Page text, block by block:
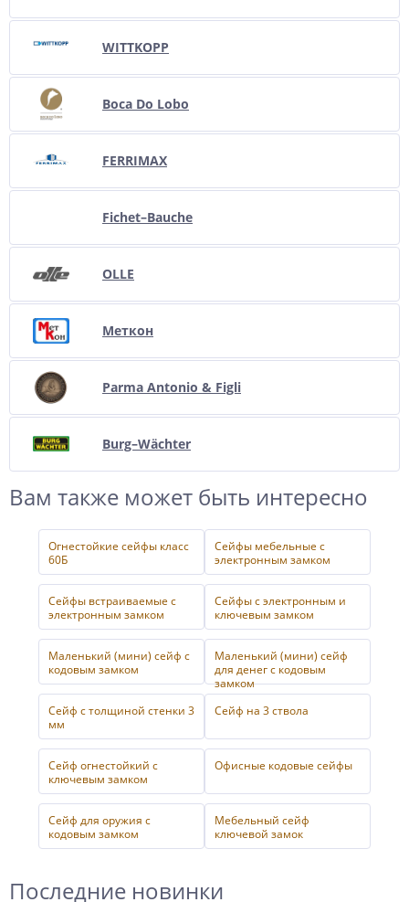
WITTKOPP
Boca Do Lobo
FERRIMAX
Fichet–Bauche
OLLE
Меткон
Parma Antonio & Figli
Burg–Wächter
Вам также может быть интересно
Огнестойкие сейфы класс
60Б
Сейфы мебельные с
электронным замком
Сейфы встраиваемые с
электронным замком
Сейфы с электронным и
ключевым замком
Маленький (мини) сейф с
кодовым замком
Маленький (мини) сейф
для денег с кодовым
замком
Сейф с толщиной стенки 3
мм
Сейф на 3 ствола
Сейф огнестойкий с
ключевым замком
Офисные кодовые сейфы
Сейф для оружия с
кодовым замком
Мебельный сейф
ключевой замок
Последние новинки